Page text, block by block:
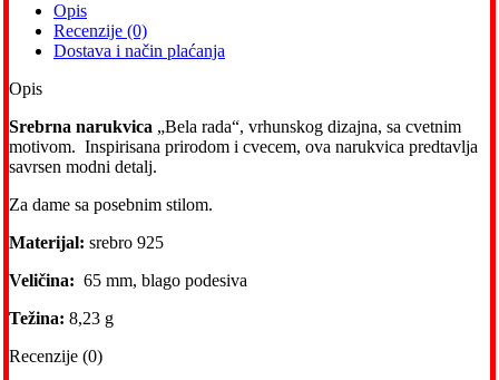
Opis
Recenzije (0)
Dostava i način plaćanja
Opis
Srebrna narukvica „Bela rada“, vrhunskog dizajna, sa cvetnim
motivom. Inspirisana prirodom i cvecem, ova narukvica predtavlja
savrsen modni detalj.
Za dame sa posebnim stilom.
Materijal: srebro 925
Veličina: 65 mm, blago podesiva
Težina: 8,23 g
Recenzije (0)